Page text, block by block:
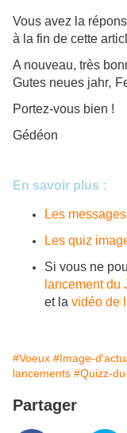
Vous avez la
à la fin de cette
A nouveau, très
Gutes neues jahr,
Portez-vous bien !
Gédéon
En savoir plus :
Les
Les quiz
Si vous ne
lancement du
et la vidéo de
#Voeux #Image-
lancements #Quizz-
Partager